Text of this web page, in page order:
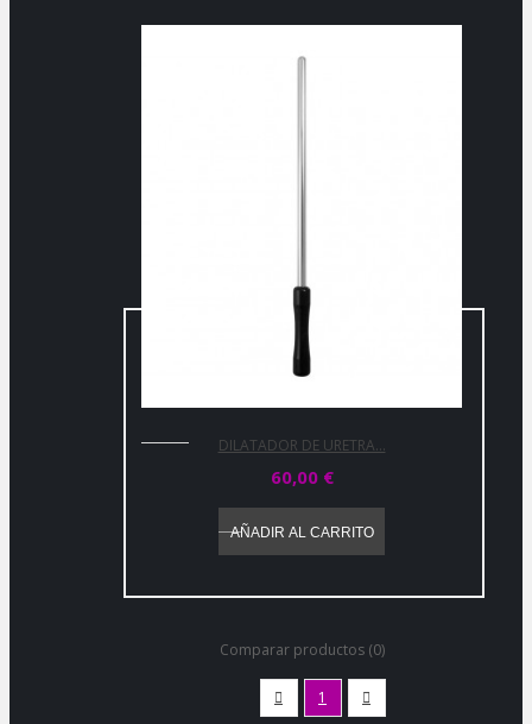
DILATADOR DE URETRA...
60,00 €
AÑADIR AL CARRITO
Comparar productos (0)
 1 